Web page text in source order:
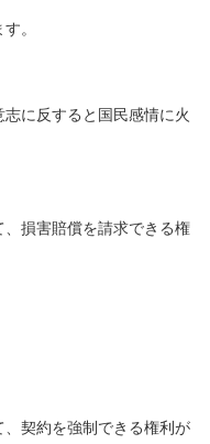
。
に反すると国民感情に火
損害賠償を請求できる権
契約を強制できる権利が